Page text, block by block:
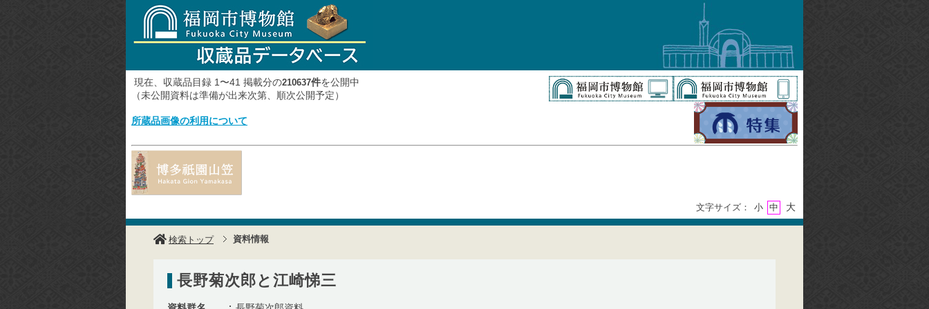
現在、収蔵品目録 1〜41 掲載分の210637件を公開中
（未公開資料は準備が出来次第、順次公開予定）
所蔵品画像の利用について
文字サイズ： 小 中 大
検索トップ 資料情報
長野菊次郎と江崎悌三